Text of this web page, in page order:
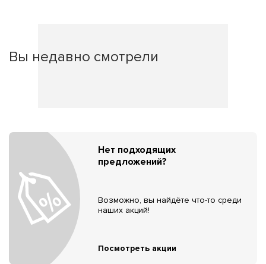
Вы недавно смотрели
Нет подходящих
предложений?
Возможно, вы найдёте что-то среди
наших акций!
Посмотреть акции